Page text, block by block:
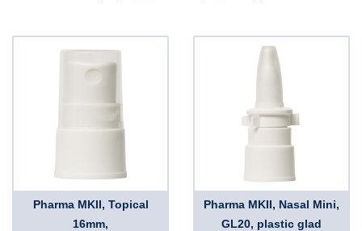
Pharma MKII, Topical
16mm,
Pharma MKII, Nasal Mini,
GL20, plastic glad